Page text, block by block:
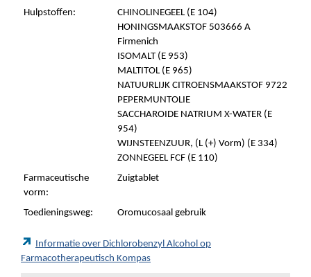
Hulpstoffen:
CHINOLINEGEEL (E 104)
HONINGSMAAKSTOF 503666 A
Firmenich
ISOMALT (E 953)
MALTITOL (E 965)
NATUURLIJK CITROENSMAAKSTOF 9722
PEPERMUNTOLIE
SACCHAROIDE NATRIUM X-WATER (E
954)
WIJNSTEENZUUR, (L (+) Vorm) (E 334)
ZONNEGEEL FCF (E 110)
Farmaceutische
vorm:
Zuigtablet
Toedieningsweg: Oromucosaal gebruik
Informatie over Dichlorobenzyl Alcohol op
Farmacotherapeutisch Kompas